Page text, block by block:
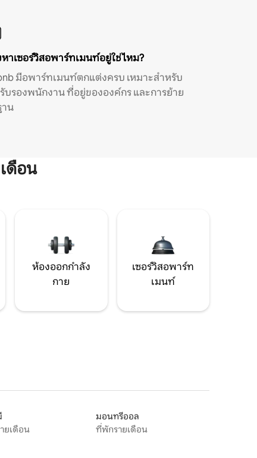
าเซอร์วิสอพาร์ทเมนท์อยู่ใช่ไหม?
มีอพาร์ทเมนท์ตกแต่งครบ เหมาะสำหรับ
บรองพนักงาน ที่อยู่ขององค์กร และการย้าย
น
ดือน
ห้องออกกำลัง
กาย
เซอร์วิสอพาร์ท
เมนท์
ยเดือน
มอนทรีออล
ที่พักรายเดือน